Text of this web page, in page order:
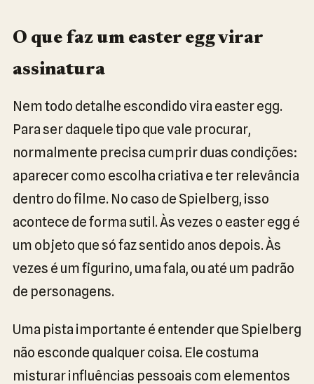
O que faz um easter egg virar
assinatura
Nem todo detalhe escondido vira easter egg.
Para ser daquele tipo que vale procurar,
normalmente precisa cumprir duas condições:
aparecer como escolha criativa e ter relevância
dentro do filme. No caso de Spielberg, isso
acontece de forma sutil. Às vezes o easter egg é
um objeto que só faz sentido anos depois. Às
vezes é um figurino, uma fala, ou até um padrão
de personagens.
Uma pista importante é entender que Spielberg
não esconde qualquer coisa. Ele costuma
misturar influências pessoais com elementos